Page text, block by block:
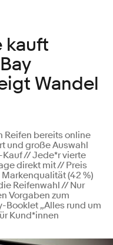
kauft
Wandel
Reifen bereits online
und große Auswahl
// Jede*r vierte
direkt mit // Preis
Markenqualität (42 %)
Reifenwahl // Nur
Vorgaben zum
Booklet „Alles rund um
Kund*innen